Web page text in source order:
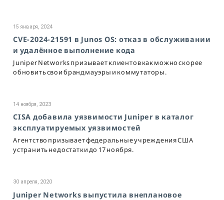
15 января, 2024
CVE-2024-21591 в Junos OS: отказ в обслуживании
и удалённое выполнение кода
Juniper Networks призывает клиентов как можно скорее
обновить свои брандмауэры и коммутаторы.
14 ноября, 2023
CISA добавила уязвимости Juniper в каталог
эксплуатируемых уязвимостей
Агентство призывает федеральные учреждения США
устранить недостатки до 17 ноября.
30 апреля, 2020
Juniper Networks выпустила внеплановое